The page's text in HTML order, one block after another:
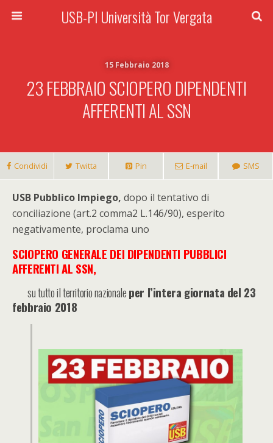
USB-PI Università Tor Vergata
15 Febbraio 2018
23 FEBBRAIO SCIOPERO DIPENDENTI
AFFERENTI AL SSN
Condividi Twitta Pin E-mail SMS
USB Pubblico Impiego, dopo il tentativo di
conciliazione (art.2 comma2 L.146/90), esperito
negativamente, proclama uno
SCIOPERO GENERALE DEI DIPENDENTI PUBBLICI
AFFERENTI AL SSN,
su tutto il territorio nazionaleper l’intera giornata del 23
febbraio 2018